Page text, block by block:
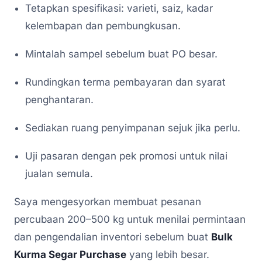
Tetapkan spesifikasi: varieti, saiz, kadar
kelembapan dan pembungkusan.
Mintalah sampel sebelum buat PO besar.
Rundingkan terma pembayaran dan syarat
penghantaran.
Sediakan ruang penyimpanan sejuk jika perlu.
Uji pasaran dengan pek promosi untuk nilai
jualan semula.
Saya mengesyorkan membuat pesanan
percubaan 200–500 kg untuk menilai permintaan
dan pengendalian inventori sebelum buat Bulk
Kurma Segar Purchase yang lebih besar.